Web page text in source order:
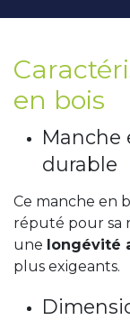
en bois
Manche
durable
Ce manche en
réputé pour sa
une longévité
plus exigeants.